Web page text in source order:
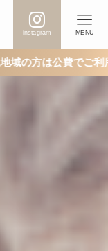
instagram MENU
ご利用いただけます